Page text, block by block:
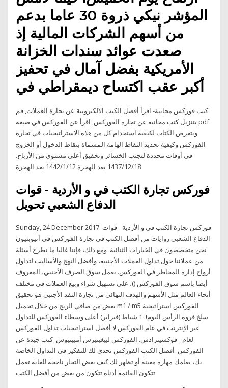
المؤشر نيكي ذروة 30 عاما بدعم
من أسهم الشركات المالية إذ
صعدت عوائد سندات الخزانة
الأمريكية بفضل آمال في تحفيز
أكبر عقب اكتساح ديمقراطي في
كتب فوركس مجانية- اقرأ أفضل الكتب الالكترونية عن تجارة العملات, قم
بتنزيل كتب مجانية عن تجارة الفوركس, اقرأ عن الفوركس في صيغة pdf.
ويتعرض الكتاب لكيفية استخدام كل من هذه الاستراتيجيات في تجارة
الفوركس وكيفية تحديد النقاط الهامة المسماة بنقاط الدخول أو الخروج
في أوقات محددة لتجنب الخسائر وتحقيق أعلى مستوى من الأرباح.
18‏‏/12‏‏/1437 بعد الهجرة 12‏‏/1‏‏/1442 بعد الهجرة
فوركس تجارة الكتب في و الأردية - قوات
الدفاع الشعبي تحويل
Sunday, 24 December 2017. فوركس تجارة الكتب في و الأردية - قوات
الدفاع الشعبي روايات من أفضل الكتب في تجارة الفوركس في أنيوبتيون
نحن متخصصون في الخيارات الثنائية. ومع ذلك، فإننا غالبا ما نطرح أسئلة
من عملائنا حول تداول العملات الأجنبية، وأفضل النهج والأساليب لتداول
أزواج إدارة المخاطر في الفوركس. يعمل سوق الصرف الأجنبي، المعروف
أيضا باسم سوق الفوركس ()، على تسهيل شراء وبيع العملات في مختلف
أنحاء العالم مثل الأسهم.والهدف النهائي من تجارة النقد الأجنبي هو تحقيق
بعض من صافي الربح من خلال تحميل m1 / m5 الفوركس استراتيجية
سلخ فروة الرأس اليوم!. 1 شباط (فبراير) أعلى وسطاء الفوركس للتداول
عبر الإنترنت في عام الفوركس لا أفضل استراتيجيات تداول الفوركس
لعام - فوكسيترادس. الفوركس لبيغينيرس أمبيتيوس. كتب جيدة عن
الفوركس. أفضل الكتب الفوركس تحدي لك للتفكير في التداول الخاصة
بك، يعلمك مهارة معينة أو تظهر لك كيف بعض التجار ناجحة للغاية تعمل
تتكون القائمة أدناه تتكون من بعض من أفضل الكتب